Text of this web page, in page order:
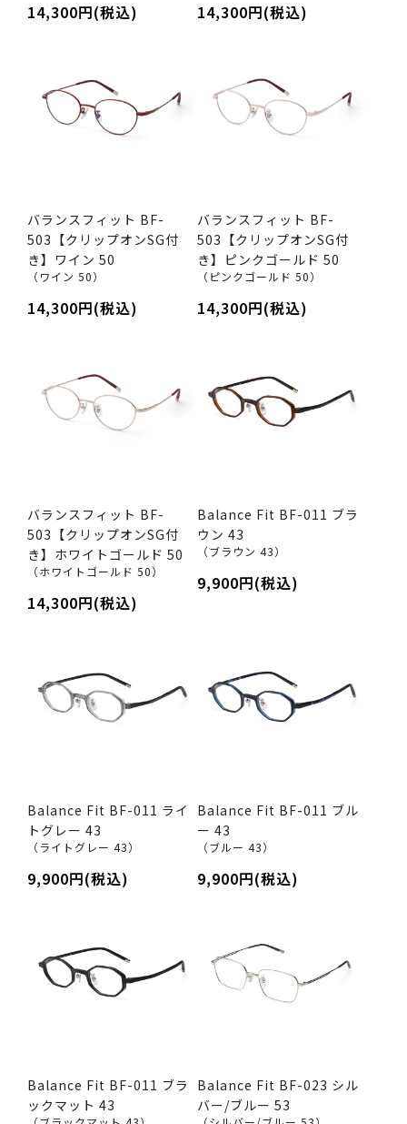
14,300円(税込) 14,300円(税込)
バランスフィット BF-
503【クリップオンSG付
き】ワイン 50
（ワイン 50）
14,300円(税込)
バランスフィット BF-
503【クリップオンSG付
き】ピンクゴールド 50
（ピンクゴールド 50）
14,300円(税込)
バランスフィット BF-
503【クリップオンSG付
き】ホワイトゴールド 50
（ホワイトゴールド 50）
14,300円(税込)
Balance Fit BF-011 ブラ
ウン 43
（ブラウン 43）
9,900円(税込)
Balance Fit BF-011 ライ
トグレー 43
（ライトグレー 43）
9,900円(税込)
Balance Fit BF-011 ブル
ー 43
（ブルー 43）
9,900円(税込)
Balance Fit BF-011 ブラ
ックマット 43
Balance Fit BF-023 シル
バー/ブルー 53